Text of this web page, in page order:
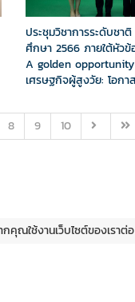
ประชุมวิชาการระดับชา
ศึกษา 2566 ภายใต้หัว
A golden
เศรษฐกิจผู้สูงวัย: โอก
8 9 10
คุณใช้งานเว็บไซต์ของเรา